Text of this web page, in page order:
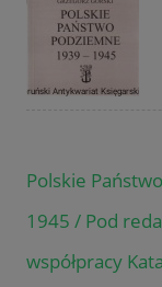
Polskie
1945 / Pod
współpracy